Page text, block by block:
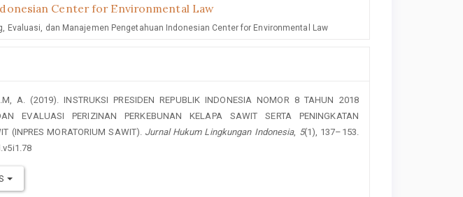
Center for Environmental Law
Evaluasi, dan Manajemen Pengetahuan Indonesian Center for Environmental Law
A. (2019). INSTRUKSI PRESIDEN REPUBLIK INDONESIA NOMOR 8 TAHUN 2018
EVALUASI PERIZINAN PERKEBUNAN KELAPA SAWIT SERTA PENINGKATAN
(INPRES MORATORIUM SAWIT). Jurnal Hukum Lingkungan Indonesia, 5(1), 137–153.